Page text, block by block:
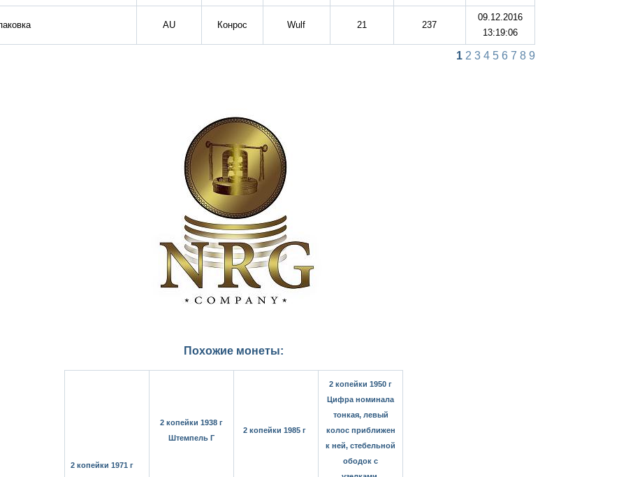
AU Конрос Wulf 21 237
09.12.2016
13:19:06
1 2 3 4 5 6 7 8 9
Похожие монеты:
2 копейки 1971 г
2 копейки 1938 г
Штемпель Г
2 копейки 1985 г
2 копейки 1950 г
Цифра номинала
тонкая, левый
колос приближен
к ней, стебельной
ободок с